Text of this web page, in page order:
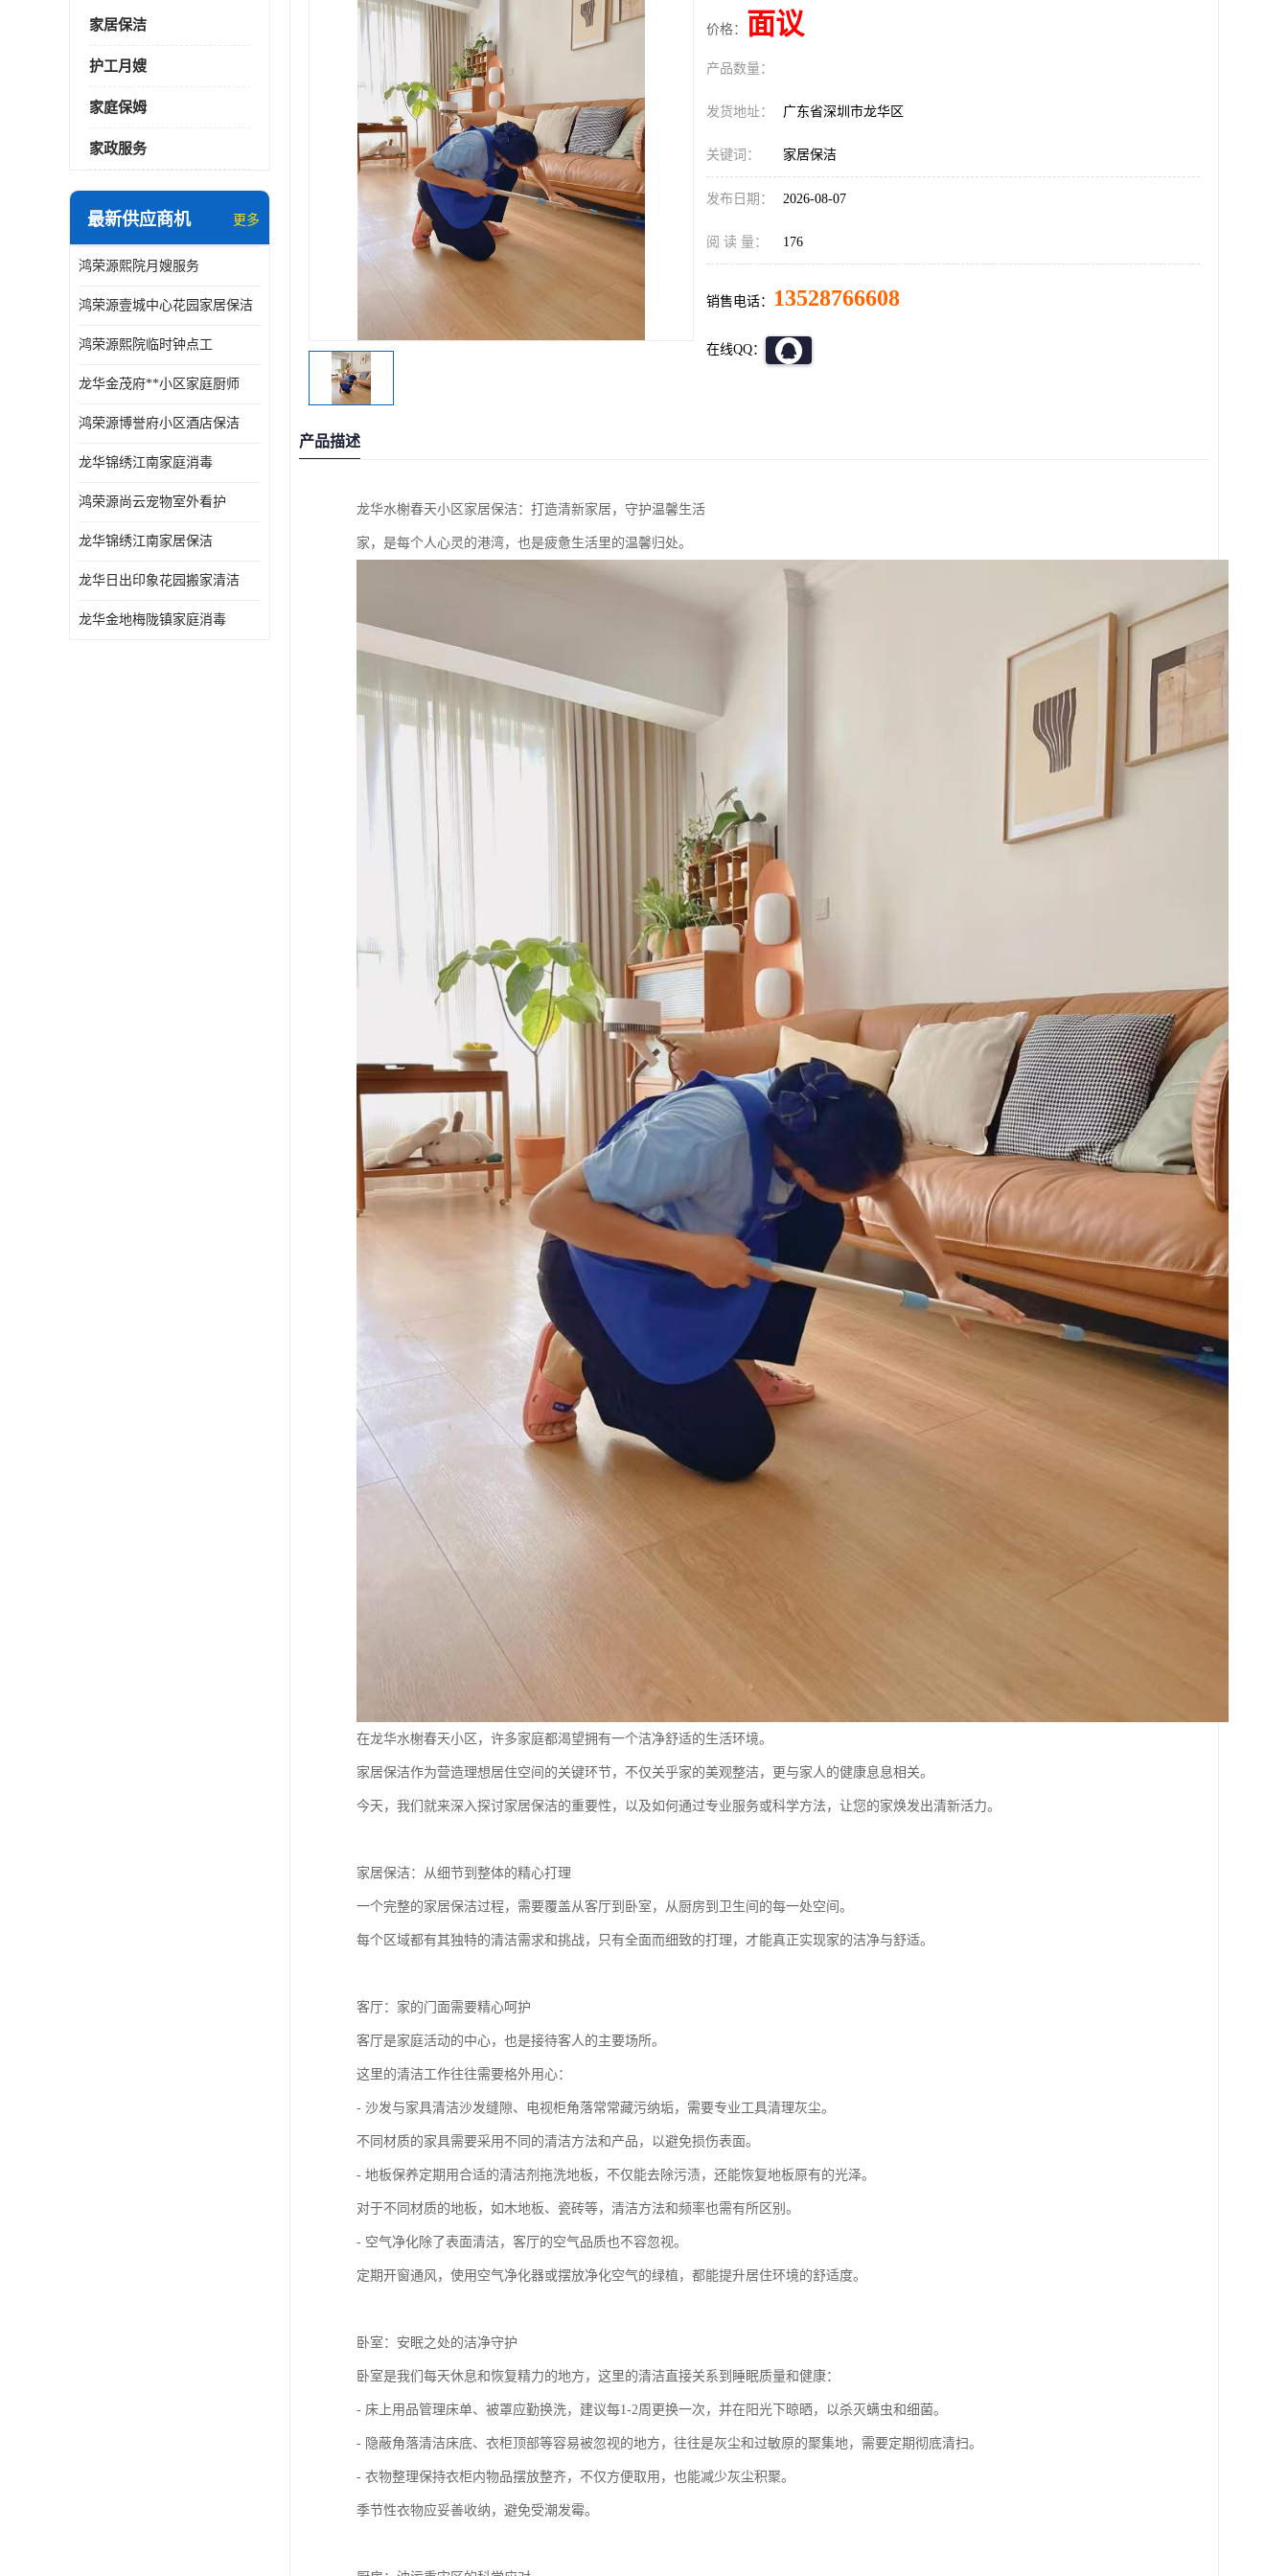
家居保洁
护工月嫂
家庭保姆
家政服务
最新供应商机 更多
鸿荣源熙院月嫂服务
鸿荣源壹城中心花园家居保洁
鸿荣源熙院临时钟点工
龙华金茂府**小区家庭厨师
鸿荣源博誉府小区酒店保洁
龙华锦绣江南家庭消毒
鸿荣源尚云宠物室外看护
龙华锦绣江南家居保洁
龙华日出印象花园搬家清洁
龙华金地梅陇镇家庭消毒
价格： 面议
产品数量：
发货地址： 广东省深圳市龙华区
关键词： 家居保洁
发布日期： 2026-08-07
阅 读 量： 176
销售电话： 13528766608
在线QQ：
产品描述
龙华水榭春天小区家居保洁：打造清新家居，守护温馨生活
家，是每个人心灵的港湾，也是疲惫生活里的温馨归处。
在龙华水榭春天小区，许多家庭都渴望拥有一个洁净舒适的生活环境。
家居保洁作为营造理想居住空间的关键环节，不仅关乎家的美观整洁，更与家人的健康息息相关。
今天，我们就来深入探讨家居保洁的重要性，以及如何通过专业服务或科学方法，让您的家焕发出清新活力。
家居保洁：从细节到整体的精心打理
一个完整的家居保洁过程，需要覆盖从客厅到卧室，从厨房到卫生间的每一处空间。
每个区域都有其独特的清洁需求和挑战，只有全面而细致的打理，才能真正实现家的洁净与舒适。
客厅：家的门面需要精心呵护
客厅是家庭活动的中心，也是接待客人的主要场所。
这里的清洁工作往往需要格外用心：
- 沙发与家具清洁沙发缝隙、电视柜角落常常藏污纳垢，需要专业工具清理灰尘。
不同材质的家具需要采用不同的清洁方法和产品，以避免损伤表面。
- 地板保养定期用合适的清洁剂拖洗地板，不仅能去除污渍，还能恢复地板原有的光泽。
对于不同材质的地板，如木地板、瓷砖等，清洁方法和频率也需有所区别。
- 空气净化除了表面清洁，客厅的空气品质也不容忽视。
定期开窗通风，使用空气净化器或摆放净化空气的绿植，都能提升居住环境的舒适度。
卧室：安眠之处的洁净守护
卧室是我们每天休息和恢复精力的地方，这里的清洁直接关系到睡眠质量和健康：
- 床上用品管理床单、被罩应勤换洗，建议每1-2周更换一次，并在阳光下晾晒，以杀灭螨虫和细菌。
- 隐蔽角落清洁床底、衣柜顶部等容易被忽视的地方，往往是灰尘和过敏原的聚集地，需要定期彻底清扫。
- 衣物整理保持衣柜内物品摆放整齐，不仅方便取用，也能减少灰尘积聚。
季节性衣物应妥善收纳，避免受潮发霉。